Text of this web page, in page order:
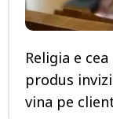
Religia e
produs
vina pe